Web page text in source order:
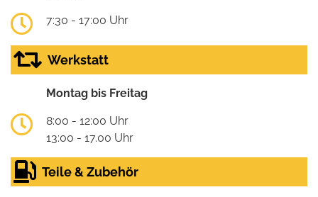
7:30 - 17:00 Uhr
Werkstatt
Montag bis Freitag
8:00 - 12:00 Uhr
13:00 - 17.00 Uhr
Teile & Zubehör